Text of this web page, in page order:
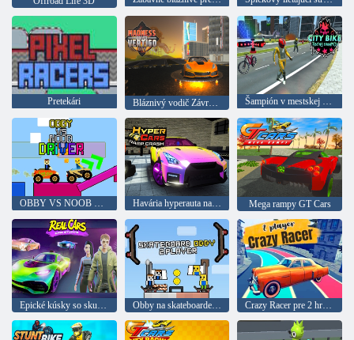
Pretekári Bláznivý vodič Závratné mesto Šampión v mestskej cyklistike
OBBY VS NOOB Driver Havária hyperauta na rampe Mega rampy GT Cars
Epické kúsky so skutočnými autami Obby na skateboarde: 2 hráči Crazy Racer pre 2 hráčov